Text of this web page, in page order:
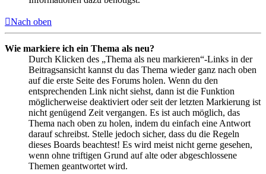
Nach oben
Wie markiere ich ein Thema als neu?
Durch Klicken des „Thema als neu markieren“-Links in der
Beitragsansicht kannst du das Thema wieder ganz nach oben
auf die erste Seite des Forums holen. Wenn du den
entsprechenden Link nicht siehst, dann ist die Funktion
möglicherweise deaktiviert oder seit der letzten Markierung ist
nicht genügend Zeit vergangen. Es ist auch möglich, das
Thema nach oben zu holen, indem du einfach eine Antwort
darauf schreibst. Stelle jedoch sicher, dass du die Regeln
dieses Boards beachtest! Es wird meist nicht gerne gesehen,
wenn ohne triftigen Grund auf alte oder abgeschlossene
Themen geantwortet wird.